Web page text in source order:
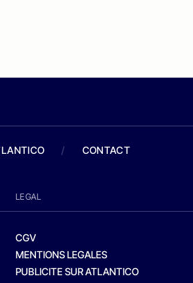
/ CONTACT
LEGAL
CGV
MENTIONS LEGALES
PUBLICITE SUR ATLANTICO